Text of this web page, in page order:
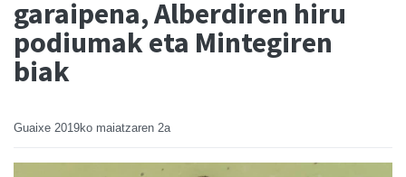
garaipena, Alberdiren hiru
podiumak eta Mintegiren
biak
Guaixe 2019ko maiatzaren 2a